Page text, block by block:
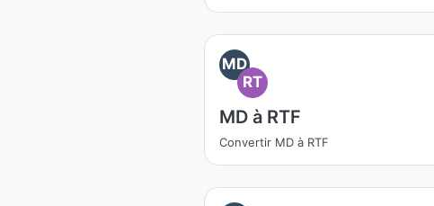
MD
RT
MD à RTF
Convertir MD à RTF